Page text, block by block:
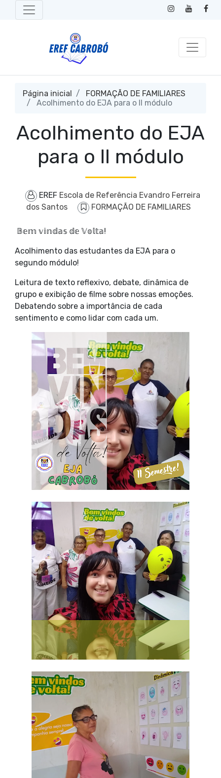
Página inicial
FORMAÇÃO DE FAMILIARES
Acolhimento do EJA para o II módulo
Acolhimento do EJA
para o II módulo
EREF Escola de Referência Evandro Ferreira
dos Santos
FORMAÇÃO DE FAMILIARES
𝔹𝕖𝕞 𝕧𝕚𝕟𝕕𝕒𝕤 𝕕𝕖 𝕍𝕠𝕝𝕥𝕒!
Acolhimento das estudantes da EJA para o
segundo módulo!
Leitura de texto reflexivo, debate, dinâmica de
grupo e exibição de filme sobre nossas emoções.
Debatendo sobre a importância de cada
sentimento e como lidar com cada um.